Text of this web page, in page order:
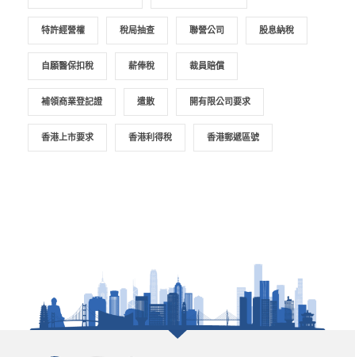
特許經營權 稅局抽查 聯營公司 股息納稅
自願醫保扣稅 薪俸稅 裁員賠償
補領商業登記證 遣散 開有限公司要求
香港上市要求 香港利得稅 香港郵遞區號